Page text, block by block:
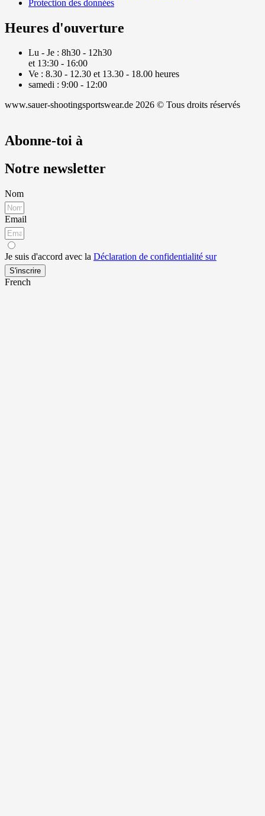
Protection des données
Heures d'ouverture
Lu - Je : 8h30 - 12h30
et 13:30 - 16:00
Ve : 8.30 - 12.30 et 13.30 - 18.00 heures
samedi : 9:00 - 12:00
www.sauer-shootingsportswear.de 2026 © Tous droits réservés
Abonne-toi à
Notre newsletter
Nom
Email
Je suis d'accord avec la Déclaration de confidentialité sur
S'inscrire
French